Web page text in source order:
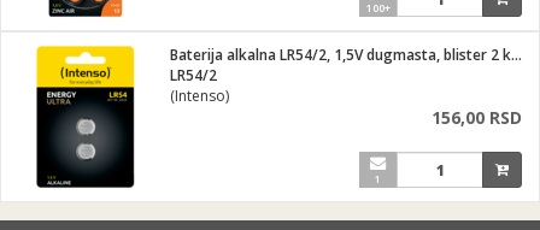
100+
Baterija alkalna LR54/2, 1,5V dugmasta, blister 2 kom
LR54/2
(Intenso)
156,00 RSD
1